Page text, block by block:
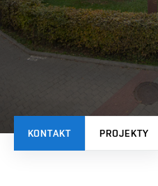
KONTAKT PROJEKTY